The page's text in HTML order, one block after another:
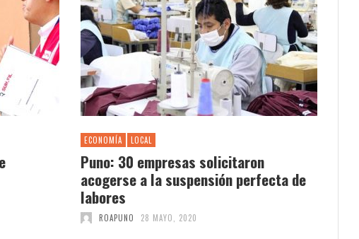
ECONOMÍA LOCAL
Puno: 30 empresas solicitaron
acogerse a la suspensión perfecta de
labores
ROAPUNO 28 MAYO, 2020